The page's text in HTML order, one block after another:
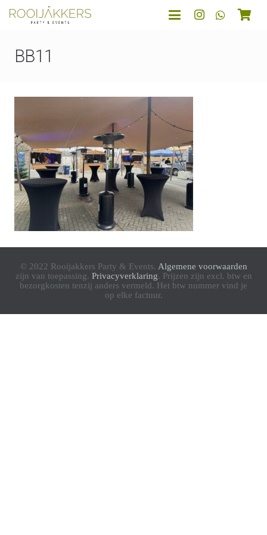
BB11
© 2022 Rooijakkers Party & Events. Algemene voorwaarden
zijn van toepassing. Privacyverklaring. Prijzen zijn excl. btw en
bezorgkosten tenzij anders vermeld. Het btw nummer vind je
op elke factuur.